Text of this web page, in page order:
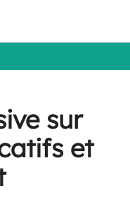
sur
et